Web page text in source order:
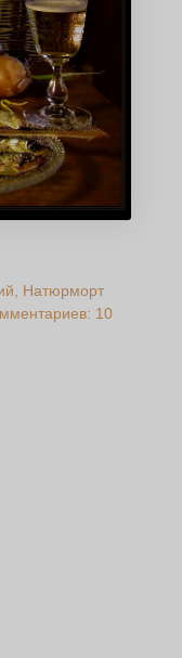
Натюрморт
10